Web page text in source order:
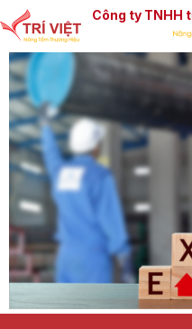
Công ty TNHH